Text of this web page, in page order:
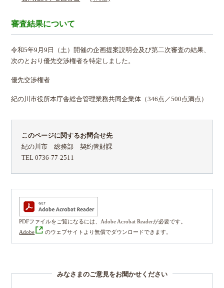
審査結果について
令和5年9月9日（土）開催の企画提案説明会及び第二次審査の結果、
次のとおり優先交渉権者を特定しました。
優先交渉権者
紀の川市役所本庁舎総合管理業務共同企業体（346点／500点満点）
このページに関するお問合せ先
紀の川市 総務部 契約管財課
TEL 0736-77-2511
PDFファイルをご覧になるには、Adobe Acrobat Readerが必要です。
Adobe
のウェブサイトより無償でダウンロードできます。
みなさまのご意見をお聞かせください